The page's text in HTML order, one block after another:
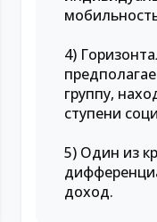
4)
группу,
ступени
5) Один из
доход.